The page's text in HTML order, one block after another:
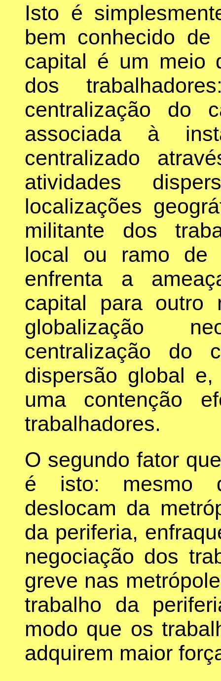
Isto é
bem conhecido
capital é um meio
dos
centralização do
associada à
centralizado
atividades
localizações
militante dos
local ou ramo de
enfrenta a
capital para outro
globalização
centralização do
dispersão global
uma contenção
trabalhadores.
O segundo fator
é isto: mesmo
deslocam da
da periferia,
negociação dos
greve nas
trabalho da
modo que os
adquirem maior